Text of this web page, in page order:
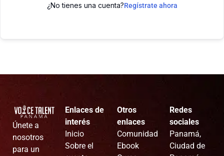
¿No tienes una cuenta?Regístrate ahora
Únete a
nosotros
para un
Enlaces de
interés
Inicio
Sobre el
Otros
enlaces
Comunidad
Ebook
Redes
sociales
Panamá,
Ciudad de